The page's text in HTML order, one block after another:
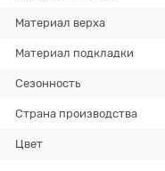
Материал верха
Материал подкладки
Сезонность
Страна производства
Цвет